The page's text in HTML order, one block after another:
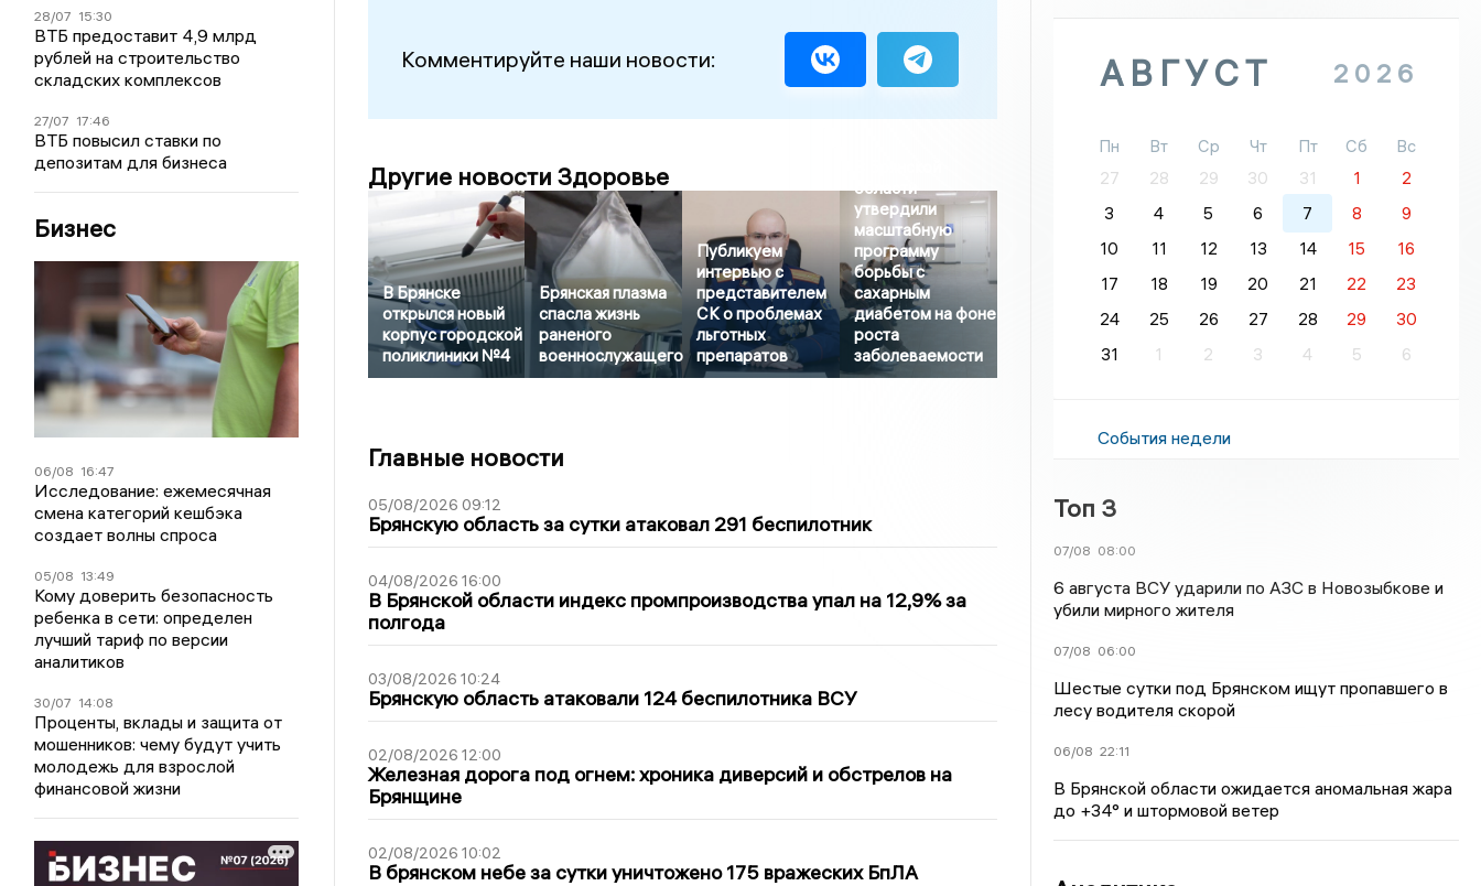
28/07 15:30
ВТБ предоставит 4,9 млрд
рублей на строительство
складских комплексов
27/07 17:46
ВТБ повысил ставки по
депозитам для бизнеса
Бизнес
06/08 16:47
Исследование: ежемесячная
смена категорий кешбэка
создает волны спроса
05/08 13:49
Кому доверить безопасность
ребенка в сети: определен
лучший тариф по версии
аналитиков
30/07 14:08
Проценты, вклады и защита от
мошенников: чему будут учить
молодежь для взрослой
финансовой жизни
Комментируйте наши новости:
Другие новости Здоровье
В Брянске
открылся новый
корпус городской
поликлиники №4
Брянская плазма
спасла жизнь
раненого
военнослужащего
Публикуем
интервью с
представителем
СК о проблемах
льготных
препаратов
области
утвердили
масштабную
программу
борьбы с
сахарным
диабетом на фоне
роста
заболеваемости
Главные новости
05/08/2026 09:12
Брянскую область за сутки атаковал 291 беспилотник
04/08/2026 16:00
В Брянской области индекс промпроизводства упал на 12,9% за
полгода
03/08/2026 10:24
Брянскую область атаковали 124 беспилотника ВСУ
02/08/2026 12:00
Железная дорога под огнем: хроника диверсий и обстрелов на
Брянщине
02/08/2026 10:02
В брянском небе за сутки уничтожено 175 вражеских БпЛА
АВГУСТ 2026
Пн Вт Ср Чт Пт Сб
Вс
27
28 29 30 31 1
2
3
4 5 6 7 8
9
10
11 12 13 14 15
16
17
18 19 20 21 22
23
24
25 26 27 28 29
30
31
1 2 3 4 5 6
События недели
Топ 3
07/08 08:00
6 августа ВСУ ударили по АЗС в Новозыбкове и
убили мирного жителя
07/08 06:00
Шестые сутки под Брянском ищут пропавшего в
лесу водителя скорой
06/08 22:11
В Брянской области ожидается аномальная жара
до +34° и штормовой ветер